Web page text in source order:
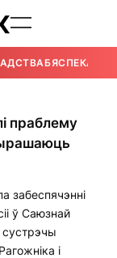
БЯСПЕКА
праблему
забеспячэнні
ў Саюзнай
і